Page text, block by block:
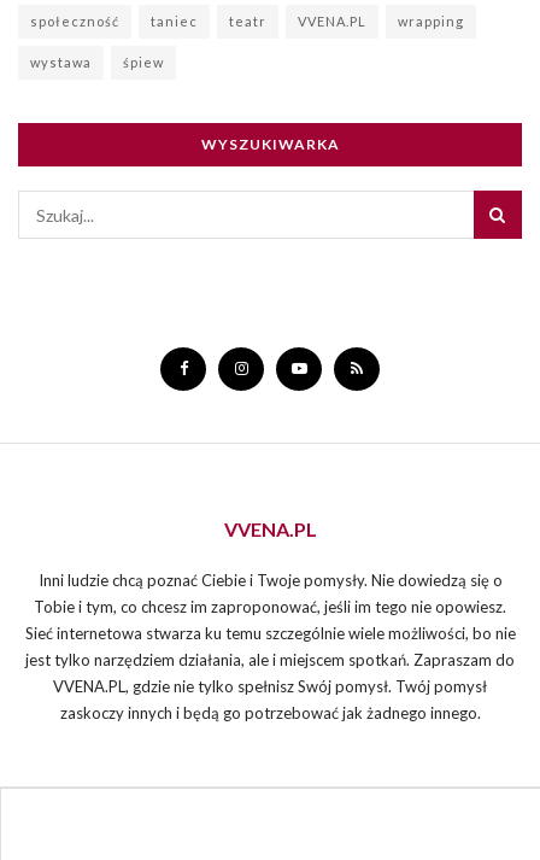
społeczność taniec teatr VVENA.PL wrapping
wystawa śpiew
WYSZUKIWARKA
VVENA.PL
Inni ludzie chcą poznać Ciebie i Twoje pomysły. Nie dowiedzą się o
Tobie i tym, co chcesz im zaproponować, jeśli im tego nie opowiesz.
Sieć internetowa stwarza ku temu szczególnie wiele możliwości, bo nie
jest tylko narzędziem działania, ale i miejscem spotkań. Zapraszam do
VVENA.PL, gdzie nie tylko spełnisz Swój pomysł. Twój pomysł
zaskoczy innych i będą go potrzebować jak żadnego innego.